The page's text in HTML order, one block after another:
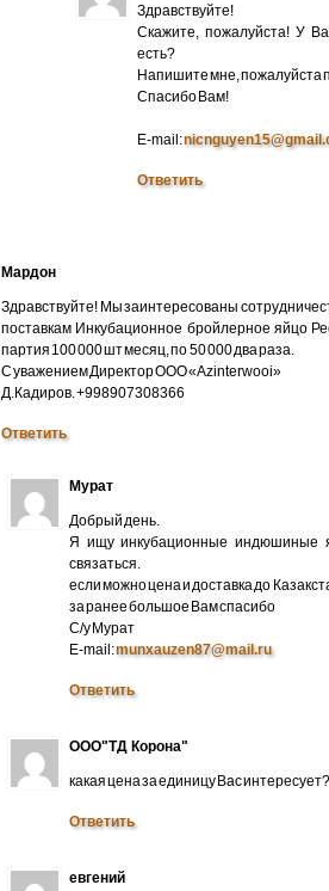
Здравствуйте!
Скажите, пожалуйста! У
есть?
Напишите мне, пожалуйста
Cпасибо Вам!
E-mail:
Ответить
Мардон
Здравствуйте! Мы заинтересованы
поставкам Инкубационное бройлерное яйцо
партия 100 000 шт месяц, по 50 000 два раза.
С уважением Директор ООО «Azinterwooi»
Д.Кадиров. +998907308366
Ответить
Мурат
Добрый день.
Я ищу инкубационные индюшиные
связаться.
если можно цена и доставка до
за ранее большое Вам спасибо
С/у Мурат
E-mail:munxauzen87@mail.ru
Ответить
ООО"ТД Корона"
какая цена за единицу Вас интересует?
Ответить
евгений